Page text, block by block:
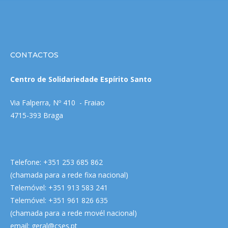
CONTACTOS
Centro de Solidariedade Espírito Santo
Via Falperra, Nº 410 - Fraiao
4715-393 Braga
Telefone: +351 253 685 862
(chamada para a rede fixa nacional)
Telemóvel: +351 913 583 241
Telemóvel: +351 961 826 635
(chamada para a rede movél nacional)
email: geral@cses.pt